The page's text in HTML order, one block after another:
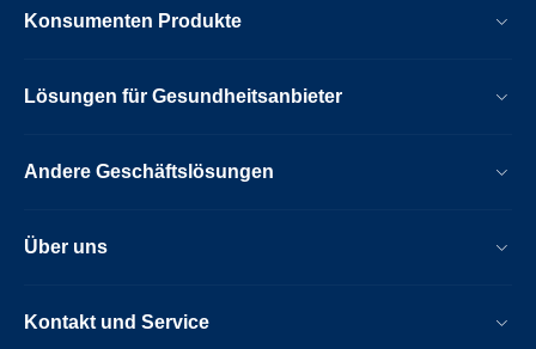
Konsumenten Produkte
Lösungen für Gesundheitsanbieter
Andere Geschäftslösungen
Über uns
Kontakt und Service